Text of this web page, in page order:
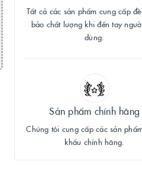
Tất cả các sản phẩm cung cấp
bảo chất lượng khi đến tay
dùng.
Sản phẩm chính hãng
Chúng tôi cung cấp các sản
khẩu chính hãng.